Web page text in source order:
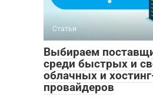
Статьи
Выбираем
среди быстрых и
облачных и
провайдеров